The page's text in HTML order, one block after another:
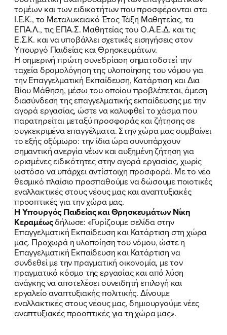
ΠΟΙΑ ΕΙΜΑΙ
ΕΡΓΟ
ΕΚΔΗΛΩΣΕΙΣ
ΝΕΑ
ΕΛΑ ΚΙ ΕΣΥ
FB IN TW YT LN TIKTOK
τομέων και των ειδικοτήτων που προσφέρονται στα
Ι.Ε.Κ., το Μεταλυκειακό Έτος Τάξη Μαθητείας, τα
ΕΠΑ.Λ., τις ΕΠΑ.Σ. Μαθητείας του Ο.Α.Ε.Δ. και τις
Ε.Σ.Κ. και να υποβάλλει σχετικές εισηγήσεις στον
Υπουργό Παιδείας και Θρησκευμάτων.
Η σημερινή πρώτη συνεδρίαση σηματοδοτεί την
ταχεία δρομολόγηση της υλοποίησης του νόμου για
την Επαγγελματική Εκπαίδευση, Κατάρτιση και Δια
Βίου Μάθηση, μέσω του οποίου προβλέπεται, άμεση
διασύνδεση της επαγγελματικής εκπαίδευσης με την
αγορά εργασίας, ώστε να καλυφθεί το χάσμα που
παρατηρείται μεταξύ προσφοράς και ζήτησης σε
συγκεκριμένα επαγγέλματα. Στην χώρα μας συμβαίνει
το εξής οξύμωρο: την ίδια ώρα συνυπάρχουν
σημαντική ανεργία νέων και αυξημένη ζήτηση για
ορισμένες ειδικότητες στην αγορά εργασίας, χωρίς
ωστόσο να υπάρχει αντίστοιχη προσφορά. Με το νέο
θεσμικό πλαίσιο προσπαθούμε να δώσουμε ποιοτικές
εναλλακτικές στους νέους μας και αναπτυξιακές
προοπτικές για την χώρα μας.
Η Υπουργός Παιδείας και Θρησκευμάτων Νίκη
Κεραμέωςδήλωσε: «Γυρίζουμε σελίδα στην
Επαγγελματική Εκπαίδευση και Κατάρτιση στη χώρα
μας. Προχωρά η υλοποίηση του νόμου, ώστε η
Επαγγελματική Εκπαίδευση και Κατάρτιση να
συνδεθεί με την πραγματική οικονομία, με τον
πραγματικό κόσμο της εργασίας και από λύση
ανάγκης να αποτελέσει συνειδητή επιλογή και
εργαλείο αναπτυξιακής πολιτικής. Δίνουμε
εναλλακτικές στους νέους μας, δημιουργούμε νέες
αναπτυξιακές προοπτικές για τη χώρα μας».